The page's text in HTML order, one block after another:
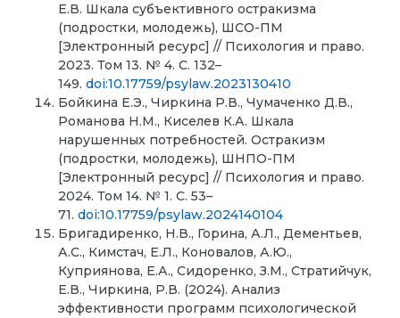
Е.В. Шкала субъективного остракизма
(подростки, молодежь), ШСО-ПМ
[Электронный ресурс] // Психология и право.
2023. Том 13. № 4. С. 132–
149. doi:10.17759/psylaw.2023130410
Бойкина Е.Э., Чиркина Р.В., Чумаченко Д.В.,
Романова Н.М., Киселев К.А. Шкала
нарушенных потребностей. Остракизм
(подростки, молодежь), ШНПО-ПМ
[Электронный ресурс] // Психология и право.
2024. Том 14. № 1. С. 53–
71. doi:10.17759/psylaw.2024140104
Бригадиренко, Н.В., Горина, А.Л., Дементьев,
А.С., Кимстач, Е.Л., Коновалов, А.Ю.,
Куприянова, Е.А., Сидоренко, З.М., Стратийчук,
Е.В., Чиркина, Р.В. (2024). Анализ
эффективности программ психологической